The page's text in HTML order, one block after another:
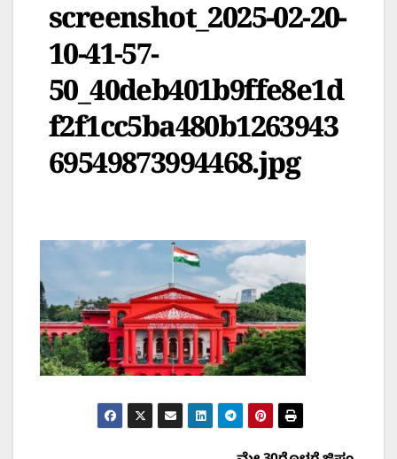
screenshot_2025-02-20-
10-41-57-
50_40deb401b9ffe8e1d
f2f1cc5ba480b1263943
69549873994468.jpg